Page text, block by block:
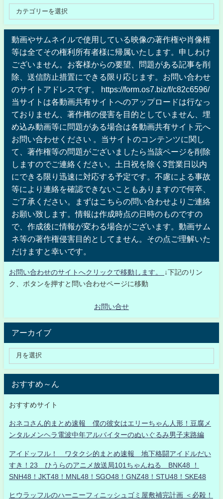
動画やサムネイルで使用している映像の著作権や肖像権
等は全てその権利所有者様に帰属いたします。申しわけ
ございません。お客様からの要望、問題がある記事を削
除、送信防止措置にできる限り応じます。お問い合わせ
のサイトアドレスです。 https://form.os7.biz/f/c82c6596/
当サイトは各動画共有サイトへのアップロードは行なっ
ておりません、著作権の侵害を目的としていません、埋
め込み動画等に問題がある場合は各動画共有サイト元へ
お問い合わせください 。当サイトのコンテンツに関し
て、著作権等の問題がございましたら当該ページを削除
しますのでご連絡ください。土日祝を除く3営業日以内
にできる限り迅速に対応する予定です。不慮による事故
等により連絡を確認できないこともありますので何卒、
ご了承ください。まずはこちらの問い合わせよりご連絡
お願い致します。情報は作成時点の日時のものですの
で、作成後に情報が変わる場合がございます。動画サム
ネ等の著作権侵害目的としてません。その点ご理解いた
だけますと幸いです。
お問い合わせのサイトへクリックで移動します。
↓下記のリン
ク、ボタンを押すと問い合わせページに移動
お問い合せ
アーカイブ
おすすめ～ん
おすすめサイト
おネコさん的まとめ速報 僕の彼女はエリーちゃん人形！豆腐メ
ンタルメンヘラ電波中年アルバイターのぬいぐるみ男子末路編
アイドッフル！ ワタクシ的まとめ速報 地下格闘アイドルだい
すき！23 ひうらのアニメ放送局101ちゃんねる BNK48 ！
SNH48！JKT48！MNL48！SGO48！GNZ48！STU48！SKE48
ヒウラッフルのハーニーフィニッシュゴミ屋敷補完計画 ＜必殺！